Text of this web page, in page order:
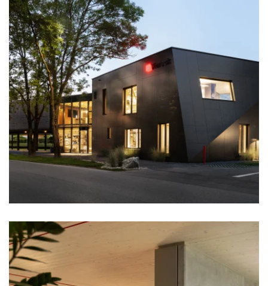
zoom +